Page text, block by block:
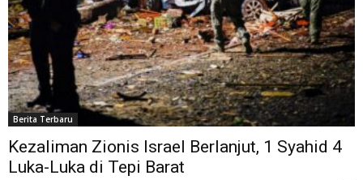
Berita Terbaru
Kezaliman Zionis Israel Berlanjut, 1 Syahid 4
Luka-Luka di Tepi Barat